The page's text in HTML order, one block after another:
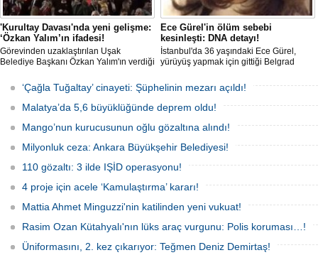
'Kurultay Davası'nda yeni gelişme:
‘Özkan Yalım’ın ifadesi!
Görevinden uzaklaştırılan Uşak
Belediye Başkanı Özkan Yalım'ın verdiği
Ece Gürel'in ölüm sebebi
kesinleşti: DNA detayı!
İstanbul'da 36 yaşındaki Ece Gürel,
yürüyüş yapmak için gittiği Belgrad
karıştı. 4 gün sonra sağ bulunan ancak
kaldırıldığı hastanede hayatını
kaybeden Ece'nin ölümüyle ilgili
soruşturma tamamlanırken, dikkat
çeken detaylar yer aldı.
‘Çağla Tuğaltay’ cinayeti: Şüphelinin mezarı açıldı!
Malatya’da 5,6 büyüklüğünde deprem oldu!
Mango’nun kurucusunun oğlu gözaltına alındı!
Milyonluk ceza: Ankara Büyükşehir Belediyesi!
110 gözaltı: 3 ilde IŞİD operasyonu!
4 proje için acele ‘Kamulaştırma’ kararı!
Mattia Ahmet Minguzzi'nin katilinden yeni vukuat!
Rasim Ozan Kütahyalı'nın lüks araç vurgunu: Polis koruması…!
Üniformasını, 2. kez çıkarıyor: Teğmen Deniz Demirtaş!